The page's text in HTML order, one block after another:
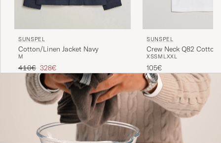
SUNSPEL
Cotton/Linen Jacket Navy
M
Tavallinen hinta
410€ Alennettu hinta
328€
SUNSPEL
Crew Neck Q82 Cotton
White
XSSM LXXL
105€